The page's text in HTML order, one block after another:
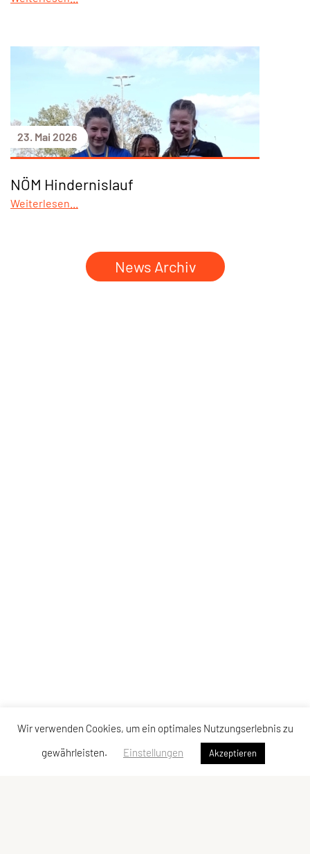
23. Mai 2026
NÖM Hindernislauf
Weiterlesen...
News Archiv
Wir verwenden Cookies, um ein optimales Nutzungserlebnis zu
gewährleisten.
Einstellungen Akzeptieren